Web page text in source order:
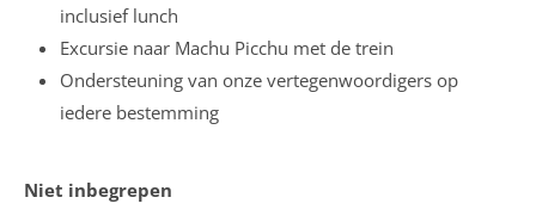
inclusief lunch
Excursie naar Machu Picchu met de trein
Ondersteuning van onze vertegenwoordigers op
iedere bestemming
Niet inbegrepen